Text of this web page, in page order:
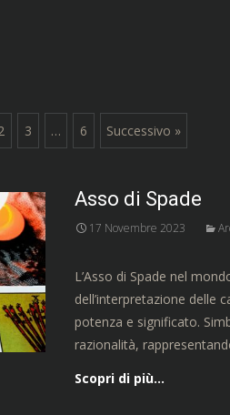
3 … 6 Successivo »
Asso di Spade
17 Novembre 2023
L’Asso di Spade nel
dell’interpretazione delle
potenza e significato.
razionalità,
Scopri di più…